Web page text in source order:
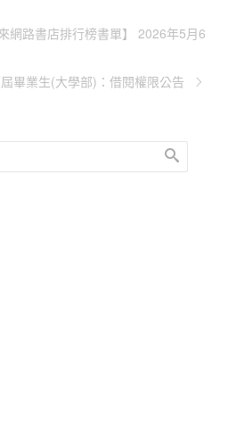
網路書店排行榜書單】 2026年5月6
畢業生(大學部)：借閱權限公告